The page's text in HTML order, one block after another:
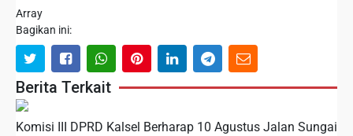
Array
Bagikan ini:
Berita Terkait
Komisi III DPRD Kalsel Berharap 10 Agustus Jalan Sungai